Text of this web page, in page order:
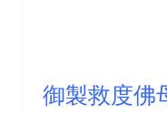
御製救度佛